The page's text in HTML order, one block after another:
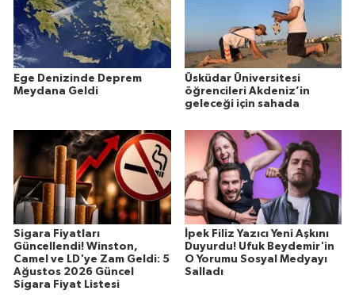
Ege Denizinde Deprem
Meydana Geldi
Üsküdar Üniversitesi
öğrencileri Akdeniz’in
geleceği için sahada
Sigara Fiyatları
Güncellendi! Winston,
Camel ve LD'ye Zam Geldi: 5
Ağustos 2026 Güncel
Sigara Fiyat Listesi
İpek Filiz Yazıcı Yeni Aşkını
Duyurdu! Ufuk Beydemir'in
O Yorumu Sosyal Medyayı
Salladı